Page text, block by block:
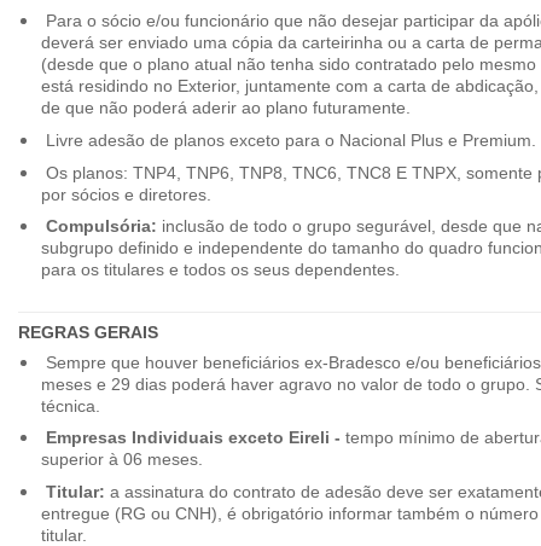
Para o sócio e/ou funcionário que não desejar participar da
deverá ser enviado uma cópia da carteirinha ou a carta de
(desde que o plano atual não tenha sido contratado pelo
está residindo no Exterior, juntamente com a carta de
de que não poderá aderir ao plano futuramente.
Livre adesão de planos exceto para o Nacional Plus e Premium.
Os planos: TNP4, TNP6, TNP8, TNC6, TNC8 E TNPX,
por sócios e diretores.
Compulsória: inclusão de todo o grupo segurável, desde que
subgrupo definido e independente do tamanho do quadro
para os titulares e todos os seus dependentes.
REGRAS GERAIS
Sempre que houver beneficiários ex-Bradesco e/ou
meses e 29 dias poderá haver agravo no valor de todo o grupo.
técnica.
Empresas Individuais exceto Eireli - tempo mínimo de
superior à 06 meses.
Titular: a assinatura do contrato de adesão deve ser
entregue (RG ou CNH), é obrigatório informar também o
titular.